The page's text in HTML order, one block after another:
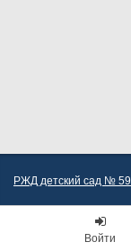
РЖД детский сад № 59
Войти